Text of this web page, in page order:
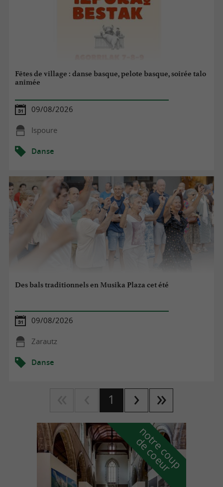
Fêtes de village : danse basque, pelote basque, soirée talo
animée
09/08/2026
Ispoure
Danse
Des bals traditionnels en Musika Plaza cet été
09/08/2026
Zarautz
Danse
1
n
o
t
r
e
c
o
u
p
d
e
c
o
e
u
r